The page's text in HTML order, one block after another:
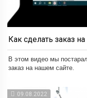
Как сделать заказ на
В этом видео мы
заказ на нашем сайте.
09.08.2022